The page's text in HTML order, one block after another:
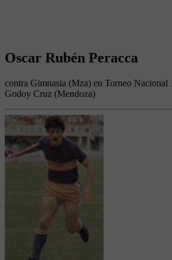
Oscar Rubén Peracca
contra Gimnasia (Mza) en Torneo Nacional
Godoy Cruz (Mendoza)